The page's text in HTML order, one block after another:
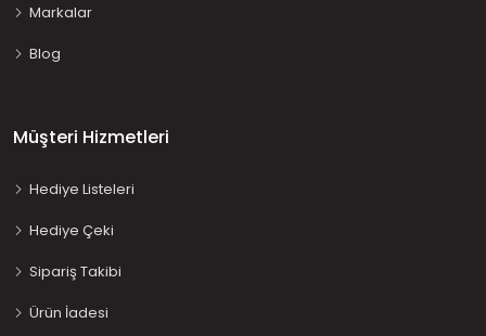
Markalar
Blog
Müşteri Hizmetleri
Hediye Listeleri
Hediye Çeki
Sipariş Takibi
Ürün İadesi